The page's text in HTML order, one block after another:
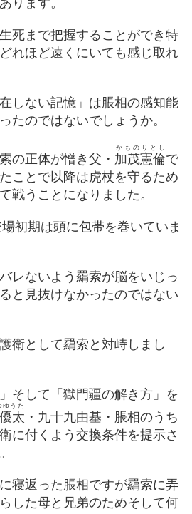
死まで把握することができ特
れほど遠くにいても感じ取れ
しない記憶」は脹相の感知能
たのではないでしょうか。
の正体が憎き父・ 加茂憲倫
かものりとし
で
ことで以降は虎杖を守るため
戦うことになりました。
初期は頭に包帯を巻いていま
レないよう羂索が脳をいじっ
と見抜けなかったのではない
衛として羂索と対峙しまし
そして「獄門疆の解き方」を
太
ゆうた
・九十九由基・脹相のうち
に付くよう交換条件を提示さ
寝返った脹相ですが羂索に弄
した母と兄弟のためそして何